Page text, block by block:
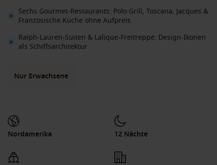
Sechs Gourmet-Restaurants: Polo Grill, Toscana, Jacques &
Französische Küche ohne Aufpreis
Ralph-Lauren-Suiten & Lalique-Freitreppe: Design-Ikonen
als Schiffsarchitektur
Nur Erwachsene
Nordamerika 12 Nächte